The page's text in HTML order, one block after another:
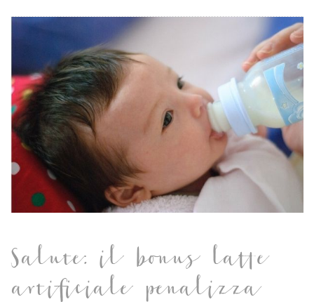
Salute: il bonus latte
artificiale penalizza